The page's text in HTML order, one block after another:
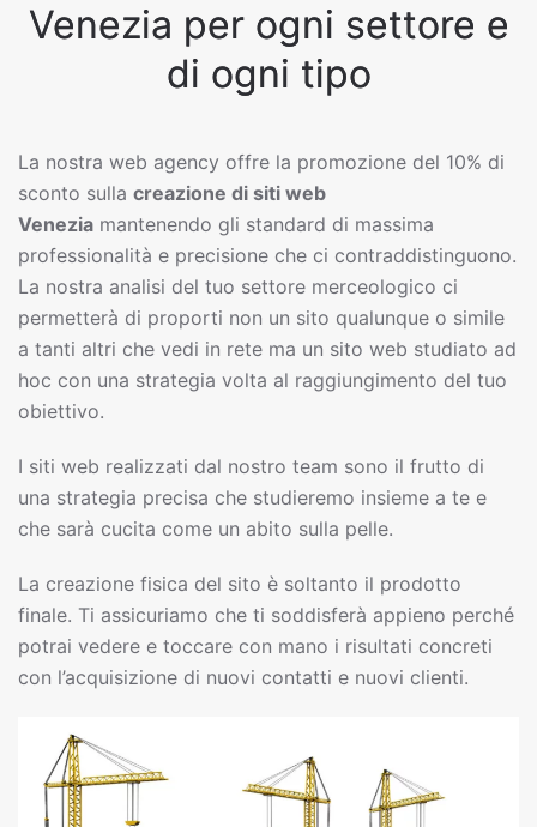
Venezia per ogni settore e
di ogni tipo
La nostra web agency offre la promozione del 10% di
sconto sulla creazione di siti web
Venezia mantenendo gli standard di massima
professionalità e precisione che ci contraddistinguono.
La nostra analisi del tuo settore merceologico ci
permetterà di proporti non un sito qualunque o simile
a tanti altri che vedi in rete ma un sito web studiato ad
hoc con una strategia volta al raggiungimento del tuo
obiettivo.
I siti web realizzati dal nostro team sono il frutto di
una strategia precisa che studieremo insieme a te e
che sarà cucita come un abito sulla pelle.
La creazione fisica del sito è soltanto il prodotto
finale. Ti assicuriamo che ti soddisferà appieno perché
potrai vedere e toccare con mano i risultati concreti
con l’acquisizione di nuovi contatti e nuovi clienti.